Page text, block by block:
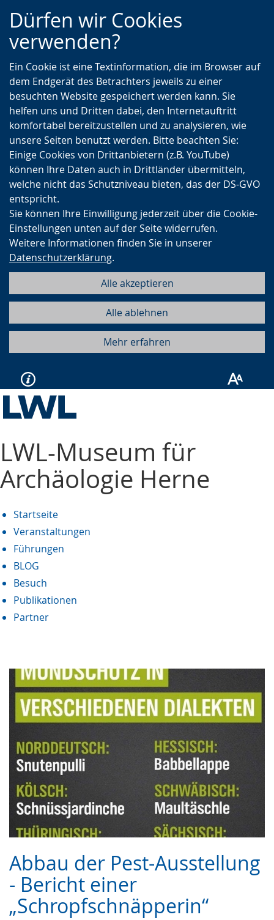
Zur
Hauptnavigation
Zur
Seitennavigation
Zum
Inhalt
Dürfen wir Cookies
verwenden?
Ein Cookie ist eine Textinformation, die im Browser auf
dem Endgerät des Betrachters jeweils zu einer
besuchten Website gespeichert werden kann. Sie
helfen uns und Dritten dabei, den Internetauftritt
komfortabel bereitzustellen und zu analysieren, wie
unsere Seiten benutzt werden. Bitte beachten Sie:
Einige Cookies von Drittanbietern (z.B. YouTube)
können Ihre Daten auch in Drittländer übermitteln,
welche nicht das Schutzniveau bieten, das der DS-GVO
entspricht.
Sie können Ihre Einwilligung jederzeit über die Cookie-
Einstellungen unten auf der Seite widerrufen.
Weitere Informationen finden Sie in unserer
Datenschutzerklärung.
Alle akzeptieren
Alle ablehnen
Mehr erfahren
LWL-Museum für
Archäologie Herne
Startseite
Veranstaltungen
Führungen
BLOG
Besuch
Publikationen
Partner
Abbau der Pest-Ausstellung
- Bericht einer
„Schropfschnäpperin“